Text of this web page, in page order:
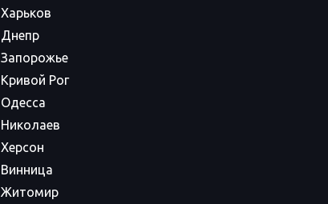
Харьков
Днепр
Запорожье
Кривой Рог
Одесса
Николаев
Херсон
Винница
Житомир